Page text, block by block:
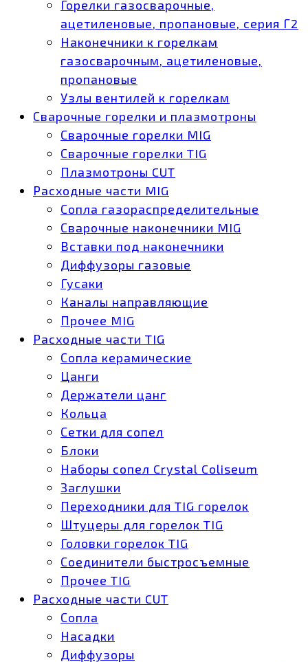
Горелки газосварочные,
ацетиленовые, пропановые, серия Г2
Наконечники к горелкам
газосварочным, ацетиленовые,
пропановые
Узлы вентилей к горелкам
Сварочные горелки и плазмотроны
Сварочные горелки MIG
Сварочные горелки TIG
Плазмотроны CUT
Расходные части MIG
Сопла газораспределительные
Сварочные наконечники MIG
Вставки под наконечники
Диффузоры газовые
Гусаки
Каналы направляющие
Прочее MIG
Расходные части TIG
Сопла керамические
Цанги
Держатели цанг
Кольца
Сетки для сопел
Блоки
Наборы сопел Crystal Coliseum
Заглушки
Переходники для TIG горелок
Штуцеры для горелок TIG
Головки горелок TIG
Соединители быстросъемные
Прочее TIG
Расходные части CUT
Сопла
Насадки
Диффузоры